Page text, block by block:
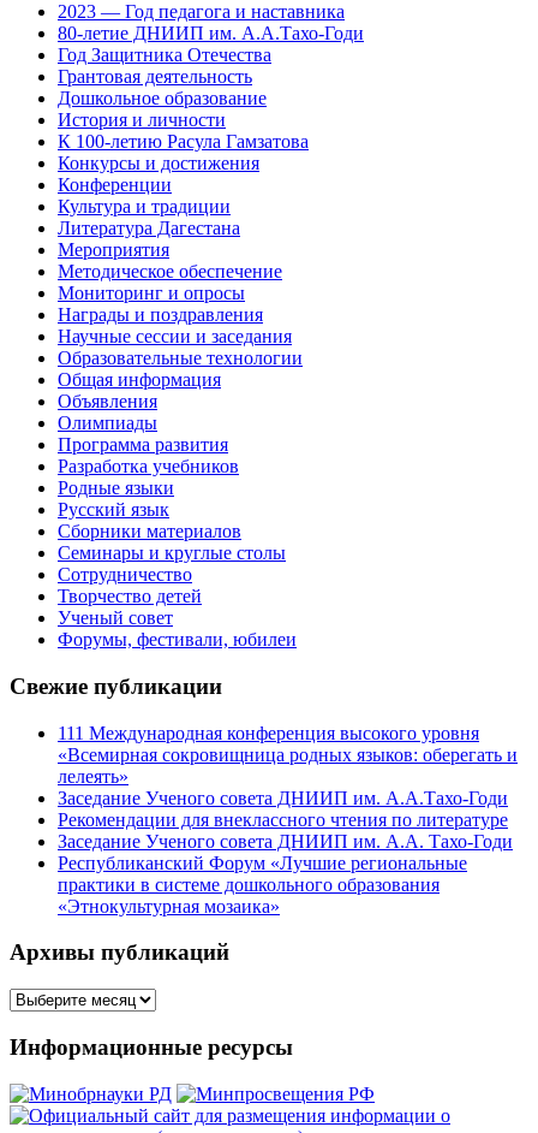
2023 — Год педагога и наставника
80-летие ДНИИП им. А.А.Тахо-Годи
Год Защитника Отечества
Грантовая деятельность
Дошкольное образование
История и личности
К 100-летию Расула Гамзатова
Конкурсы и достижения
Конференции
Культура и традиции
Литература Дагестана
Мероприятия
Методическое обеспечение
Мониторинг и опросы
Награды и поздравления
Научные сессии и заседания
Образовательные технологии
Общая информация
Объявления
Олимпиады
Программа развития
Разработка учебников
Родные языки
Русский язык
Сборники материалов
Семинары и круглые столы
Сотрудничество
Творчество детей
Ученый совет
Форумы, фестивали, юбилеи
Свежие публикации
111 Международная конференция высокого уровня
«Всемирная сокровищница родных языков: оберегать и
лелеять»
Заседание Ученого совета ДНИИП им. А.А.Тахо-Годи
Рекомендации для внеклассного чтения по литературе
Заседание Ученого совета ДНИИП им. А.А. Тахо-Годи
Республиканский Форум «Лучшие региональные
практики в системе дошкольного образования
«Этнокультурная мозаика»
Архивы публикаций
Архивы
Информационные ресурсы